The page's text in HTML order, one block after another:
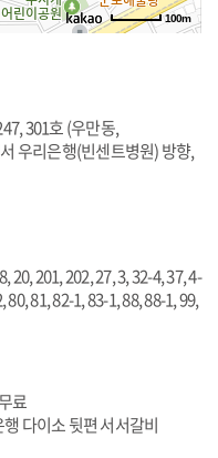
100m
301호 (우만동,
우리은행(빈센트병원) 방향,
20, 201, 202, 27, 3, 32-4, 37, 4-
81, 82-1, 83-1, 88, 88-1, 99,
료
다이소 뒷편 서서갈비